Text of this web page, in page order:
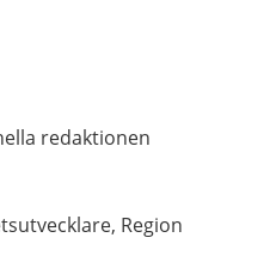
redaktionen
Region